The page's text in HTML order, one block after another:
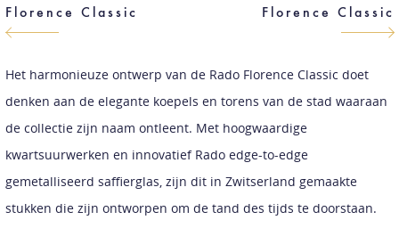
Florence Classic Florence Classic
Het harmonieuze ontwerp van de Rado Florence Classic doet
denken aan de elegante koepels en torens van de stad waaraan
de collectie zijn naam ontleent. Met hoogwaardige
kwartsuurwerken en innovatief Rado edge-to-edge
gemetalliseerd saffierglas, zijn dit in Zwitserland gemaakte
stukken die zijn ontworpen om de tand des tijds te doorstaan.